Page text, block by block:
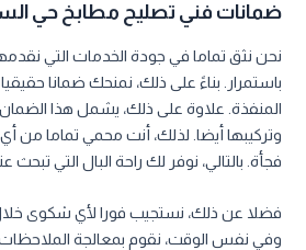
ضمانات فني تصليح مطابخ حي
نحن نثق تماما في جودة الخدمات التي نقدمها
باستمرار. بناءً على ذلك، نمنحك ضمانا
المنفذة. علاوة على ذلك، يشمل هذا
وتركيبها أيضا. لذلك، أنت محمي تماما من
فجأة. بالتالي، نوفر لك راحة البال التي تبحث
فضلا عن ذلك، نستجيب فورا لأي شكوى
وفي نفس الوقت، نقوم بمعالجة